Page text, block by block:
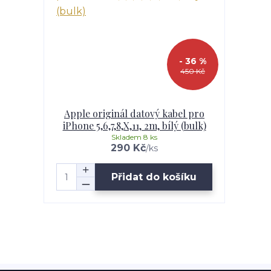
450 Kč
- 36 %
Apple originál datový kabel pro
iPhone 5,6,7,8,X,11, 2m, bílý (bulk)
290 Kč/ks
Skladem 8 ks
Přidat do košíku